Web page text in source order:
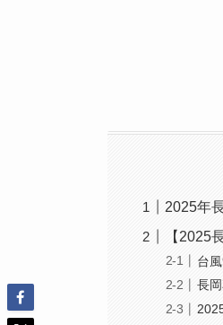
2025年
【2025
台
長